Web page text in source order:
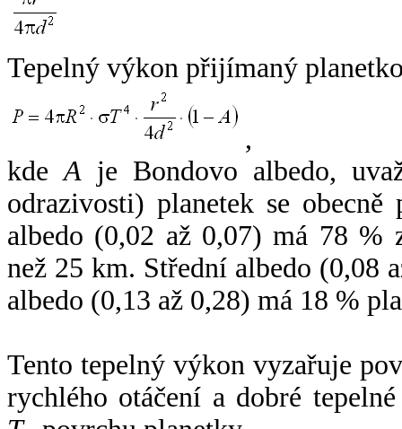
Tepelný výkon přijímaný
,
kdeA je Bondovo albedo,
odrazivosti) planetek se
albedo (0,02 až 0,07) má 78 %
než 25 km. Střední albedo (0,08
albedo (0,13 až 0,28) má 18 %
Tento tepelný výkon vyzařuje
rychlého otáčení a dobré